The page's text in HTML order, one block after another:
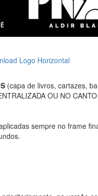
Logo Horizontal
(capa de livros, cartazes,
OU NO
sempre no frame